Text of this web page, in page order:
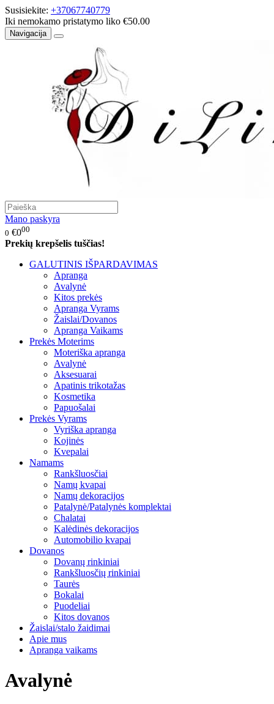
Susisiekite: +37067740779
Iki nemokamo pristatymo liko €50.00
Navigacija
Mano paskyra
0 €000
Prekių krepšelis tuščias!
GALUTINIS IŠPARDAVIMAS
Apranga
Avalynė
Kitos prekės
Apranga Vyrams
Žaislai/Dovanos
Apranga Vaikams
Prekės Moterims
Moteriška apranga
Avalynė
Aksesuarai
Apatinis trikotažas
Kosmetika
Papuošalai
Prekės Vyrams
Vyriška apranga
Kojinės
Kvepalai
Namams
Rankšluosčiai
Namų kvapai
Namų dekoracijos
Patalynė/Patalynės komplektai
Chalatai
Kalėdinės dekoracijos
Automobilio kvapai
Dovanos
Dovanų rinkiniai
Rankšluosčių rinkiniai
Taurės
Bokalai
Puodeliai
Kitos dovanos
Žaislai/stalo žaidimai
Apie mus
Apranga vaikams
Avalynė